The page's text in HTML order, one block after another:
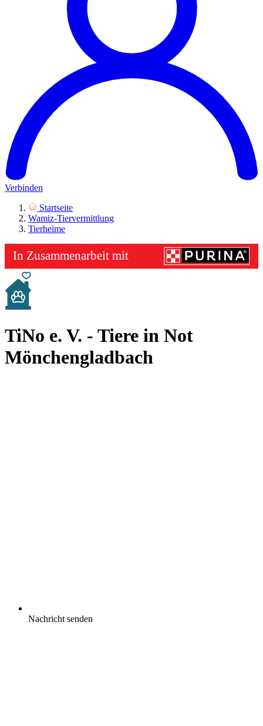
Verbinden
Startseite
Wamiz-Tiervermittlung
Tierheime
TiNo e. V. - Tiere in Not
Mönchengladbach
Nachricht senden